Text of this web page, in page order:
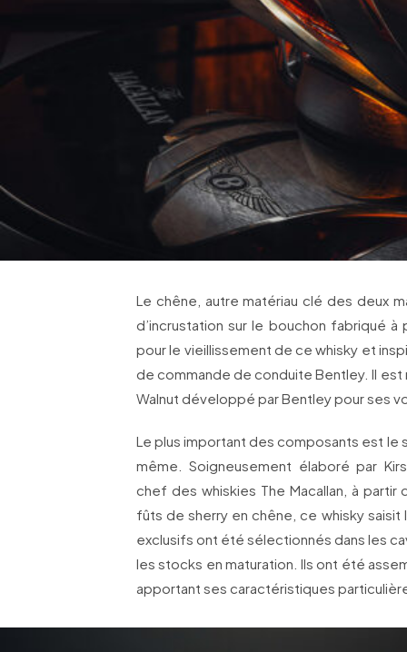
Le chêne, autre matériau clé des deux
d’incrustation sur le bouchon fabriqué
pour le vieillissement de ce whisky et
de commande de conduite Bentley. Il
Walnut développé par Bentley pour ses
Le plus important des composants est le
même. Soigneusement élaboré par
chef des whiskies The Macallan, à partir
fûts de sherry en chêne, ce whisky saisit
exclusifs ont été sélectionnés dans les
les stocks en maturation. Ils ont été
apportant ses caractéristiques